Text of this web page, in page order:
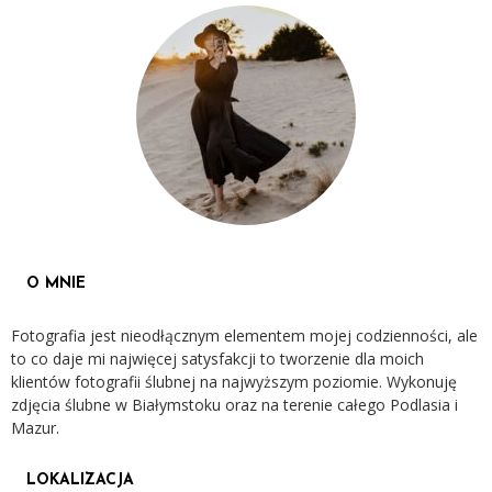
O MNIE
Fotografia jest nieodłącznym elementem mojej codzienności, ale
to co daje mi najwięcej satysfakcji to tworzenie dla moich
klientów fotografii ślubnej na najwyższym poziomie. Wykonuję
zdjęcia ślubne w Białymstoku oraz na terenie całego Podlasia i
Mazur.
LOKALIZACJA